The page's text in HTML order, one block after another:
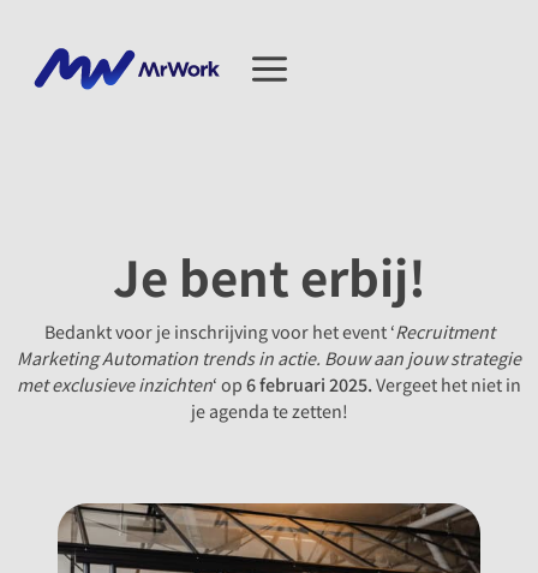
Je bent erbij!
Bedankt voor je inschrijving voor het event ‘Recruitment
Marketing Automation trends in actie. Bouw aan jouw strategie
met exclusieve inzichten‘ op6 februari 2025.Vergeet het niet in
je agenda te zetten!